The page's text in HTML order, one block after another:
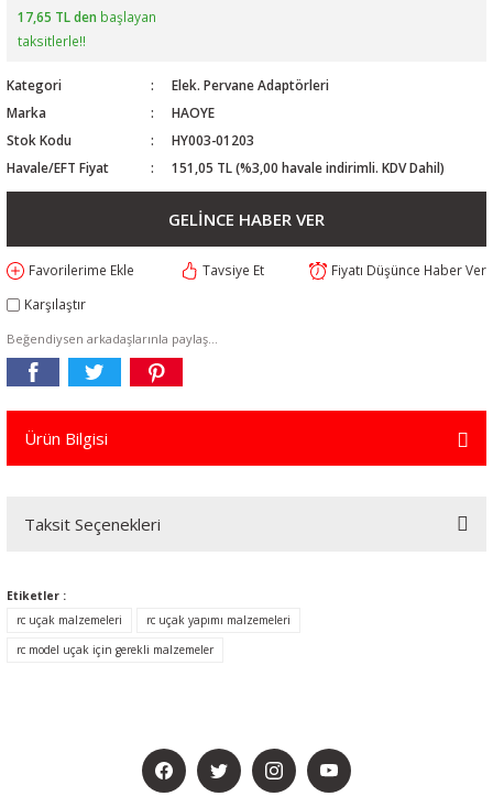
17,65 TL den başlayan
taksitlerle!!
Kategori
Elek. Pervane Adaptörleri
Marka
HAOYE
Stok Kodu
HY003-01203
Havale/EFT Fiyat
151,05 TL (%3,00 havale indirimli. KDV Dahil)
GELİNCE HABER VER
Tavsiye Et
Fiyatı Düşünce Haber Ver
Karşılaştır
Beğendiysen arkadaşlarınla paylaş...
Ürün Bilgisi
Taksit Seçenekleri
Etiketler :
rc uçak malzemeleri
rc uçak yapımı malzemeleri
rc model uçak için gerekli malzemeler